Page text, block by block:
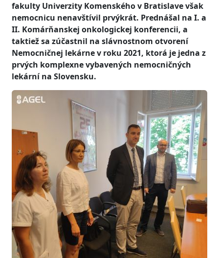
fakulty Univerzity Komenského v Bratislave však
nemocnicu nenavštívil prvýkrát. Prednášal na I. a
II. Komárňanskej onkologickej konferencii, a
taktiež sa zúčastnil na slávnostnom otvorení
Nemocničnej lekárne v roku 2021, ktorá je jedna z
prvých komplexne vybavených nemocničných
lekární na Slovensku.